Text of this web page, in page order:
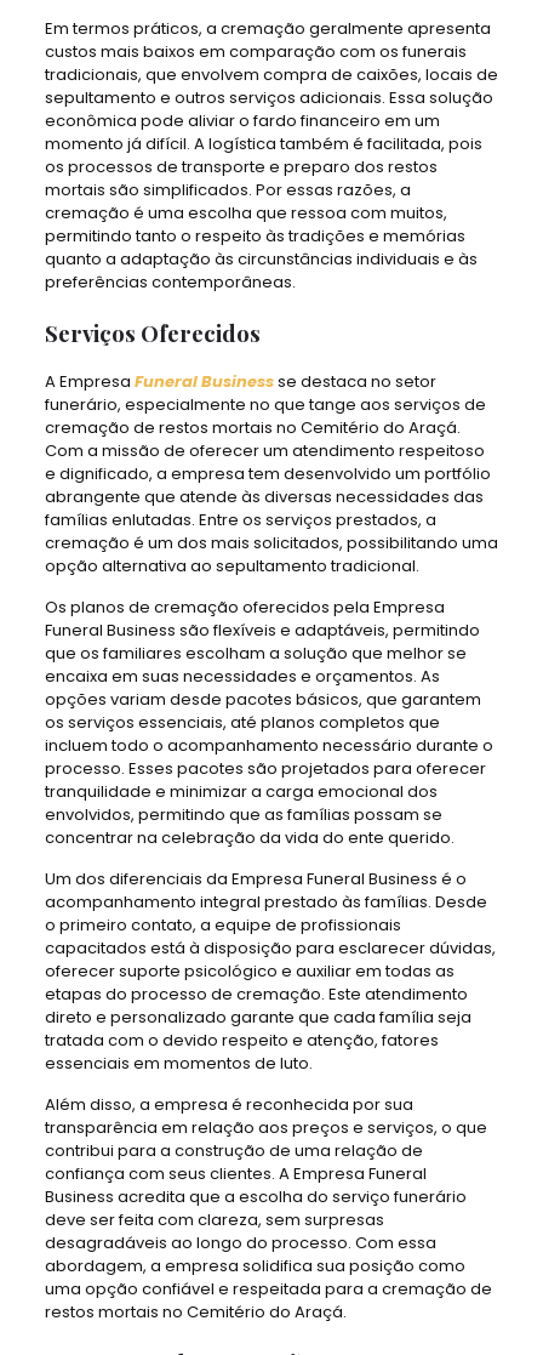
Em termos práticos, a cremação geralmente apresenta
custos mais baixos em comparação com os funerais
tradicionais, que envolvem compra de caixões, locais de
sepultamento e outros serviços adicionais. Essa solução
econômica pode aliviar o fardo financeiro em um
momento já difícil. A logística também é facilitada, pois
os processos de transporte e preparo dos restos
mortais são simplificados. Por essas razões, a
cremação é uma escolha que ressoa com muitos,
permitindo tanto o respeito às tradições e memórias
quanto a adaptação às circunstâncias individuais e às
preferências contemporâneas.
Serviços Oferecidos
A Empresa Funeral Businessse destaca no setor
funerário, especialmente no que tange aos serviços de
cremação de restos mortais no Cemitério do Araçá.
Com a missão de oferecer um atendimento respeitoso
e dignificado, a empresa tem desenvolvido um portfólio
abrangente que atende às diversas necessidades das
famílias enlutadas. Entre os serviços prestados, a
cremação é um dos mais solicitados, possibilitando uma
opção alternativa ao sepultamento tradicional.
Os planos de cremação oferecidos pela Empresa
Funeral Business são flexíveis e adaptáveis, permitindo
que os familiares escolham a solução que melhor se
encaixa em suas necessidades e orçamentos. As
opções variam desde pacotes básicos, que garantem
os serviços essenciais, até planos completos que
incluem todo o acompanhamento necessário durante o
processo. Esses pacotes são projetados para oferecer
tranquilidade e minimizar a carga emocional dos
envolvidos, permitindo que as famílias possam se
concentrar na celebração da vida do ente querido.
Um dos diferenciais da Empresa Funeral Business é o
acompanhamento integral prestado às famílias. Desde
o primeiro contato, a equipe de profissionais
capacitados está à disposição para esclarecer dúvidas,
oferecer suporte psicológico e auxiliar em todas as
etapas do processo de cremação. Este atendimento
direto e personalizado garante que cada família seja
tratada com o devido respeito e atenção, fatores
essenciais em momentos de luto.
Além disso, a empresa é reconhecida por sua
transparência em relação aos preços e serviços, o que
contribui para a construção de uma relação de
confiança com seus clientes. A Empresa Funeral
Business acredita que a escolha do serviço funerário
deve ser feita com clareza, sem surpresas
desagradáveis ao longo do processo. Com essa
abordagem, a empresa solidifica sua posição como
uma opção confiável e respeitada para a cremação de
restos mortais no Cemitério do Araçá.